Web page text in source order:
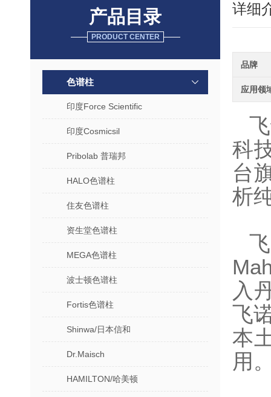
产品目录
PRODUCT CENTER
色谱柱
印度Force Scientific
印度Cosmicsil
Pribolab 普瑞邦
HALO色谱柱
住友色谱柱
资生堂色谱柱
MEGA色谱柱
波士顿色谱柱
Fortis色谱柱
Shinwa/日本信和
Dr.Maisch
HAMILTON/哈美顿
详细
品牌
应用领
科
台
析
入
飞
本
用